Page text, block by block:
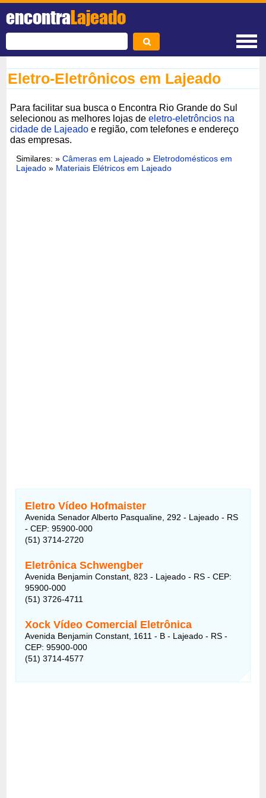
encontraLajeado
Eletro-Eletrônicos em Lajeado
Para facilitar sua busca o Encontra Rio Grande do Sul
selecionou as melhores lojas deeletro-eletrôncios na
cidade de Lajeado e região, com telefones e endereço
das empresas.
Similares: »Câmeras em Lajeado » Eletrodomésticos em
Lajeado » Materiais Elétricos em Lajeado
Eletro Vídeo Hofmaister
Avenida Senador Alberto Pasqualine, 292 - Lajeado - RS
- CEP: 95900-000
(51) 3714-2720
Eletrônica Schwengber
Avenida Benjamin Constant, 823 - Lajeado - RS - CEP:
95900-000
(51) 3726-4711
Xock Vídeo Comercial Eletrônica
Avenida Benjamin Constant, 1611 - B - Lajeado - RS -
CEP: 95900-000
(51) 3714-4577